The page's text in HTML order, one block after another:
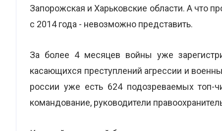
Запорожская и Харьковские области. А что
с 2014 года - невозможно представить.
За более 4 месяцев войны уже
касающихся преступлений агрессии и
россии уже есть 624 подозреваемых топ-
командование, руководители